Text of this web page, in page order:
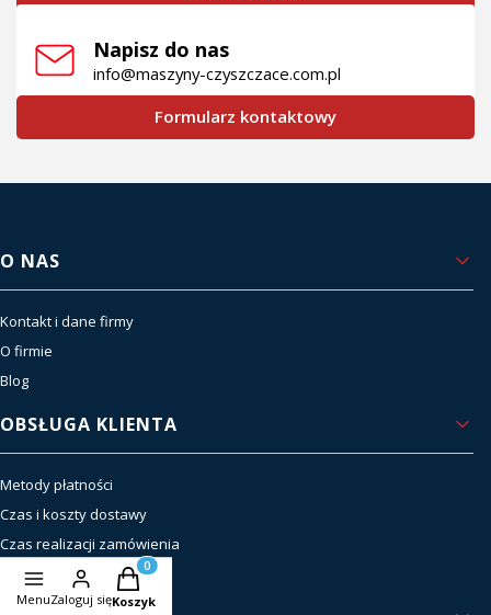
Napisz do nas
info@maszyny-czyszczace.com.pl
Formularz kontaktowy
Linki w stopce
O NAS
Kontakt i dane firmy
O firmie
Blog
OBSŁUGA KLIENTA
Metody płatności
Czas i koszty dostawy
Czas realizacji zamówienia
Zwroty i reklamacje
MenuZaloguj się
Produkty w koszyku: 0. Zobacz szczegóły
Koszyk